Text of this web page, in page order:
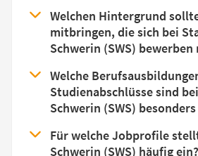
Welchen Hintergrund
mitbringen, die sich bei
Schwerin (SWS)
Welche
Studienabschlüsse sind
Schwerin (SWS)
Für welche Jobprofile
Schwerin (SWS) häufig ein?